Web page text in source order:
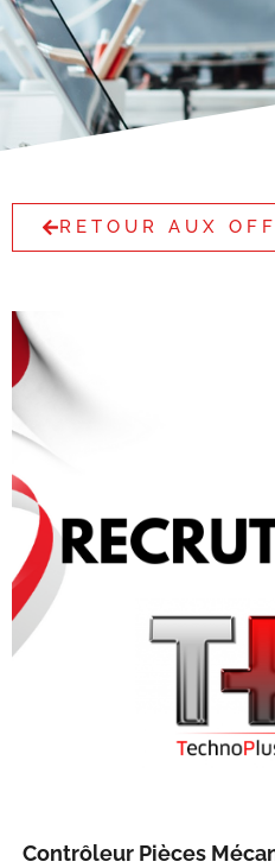
RETOUR AUX
Contrôleur Pièces